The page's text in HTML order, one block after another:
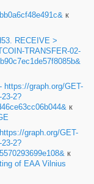
к
RECEIVE >
TRANSFER-02-
https://graph.org/GET-
2?
к
graph.org/GET-
2?
к
of EAA Vilnius